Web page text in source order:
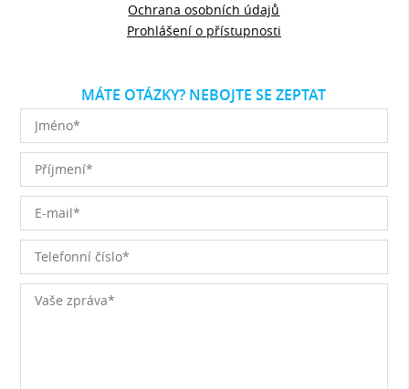
Ochrana osobních údajů
Prohlášení o přístupnosti
MÁTE OTÁZKY? NEBOJTE SE ZEPTAT